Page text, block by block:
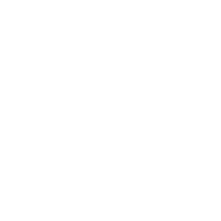
are used to help us analyze how the website is used and to offer